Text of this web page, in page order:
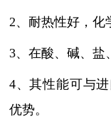
2、耐热性好，化
3、在酸、碱、盐
4、其性能可与
优势。